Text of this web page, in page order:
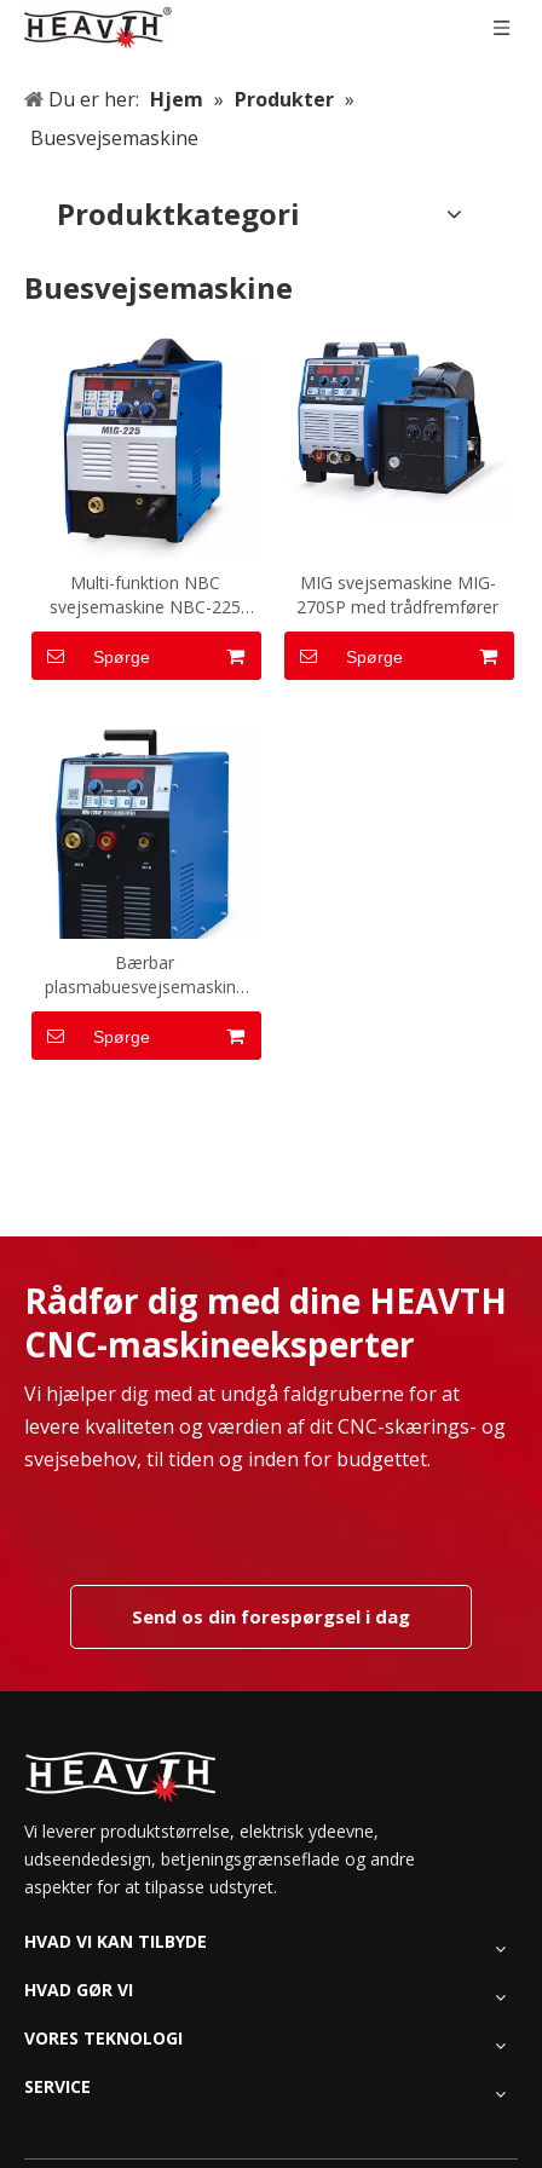
Du er her: Hjem » Produkter »
Buesvejsemaskine
Produktkategori
Buesvejsemaskine
Multi-funktion NBC
svejsemaskine NBC-225
Buesvejser Producent
Spørge
MIG svejsemaskine MIG-
270SP med trådfremfører
Spørge
Bærbar
plasmabuesvejsemaskine
NBC/MIG-svejsemaskine
Spørge
Rådfør dig med dine HEAVTH
CNC-maskineeksperter
Vi hjælper dig med at undgå faldgruberne for at
levere kvaliteten og værdien af ​​dit CNC-skærings- og
svejsebehov, til tiden og inden for budgettet.
Send os din forespørgsel i dag
Vi leverer produktstørrelse, elektrisk ydeevne,
udseendedesign, betjeningsgrænseflade og andre
aspekter for at tilpasse udstyret.
HVAD VI KAN TILBYDE
HVAD GØR VI
VORES TEKNOLOGI
SERVICE